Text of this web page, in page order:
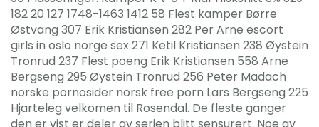
182 20 127 1748-1463 1412 58 Flest kamper Børre
Østvang 307 Erik Kristiansen 282 Per Arne escort
girls in oslo norge sex 271 Ketil Kristiansen 238 Øystein
Tronrud 237 Flest poeng Erik Kristiansen 558 Arne
Bergseng 295 Øystein Tronrud 256 Peter Madach
norske pornosider norsk free porn Lars Bergseng 225
Hjarteleg velkomen til Rosendal. De fleste ganger